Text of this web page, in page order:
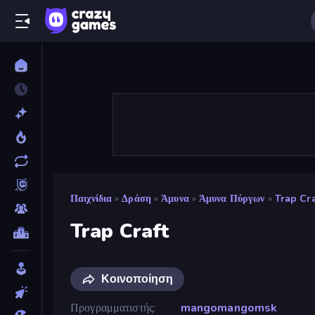
Παιχνίδια » Δράση » Άμυνα » Άμυνα Πύργων » Trap
Trap Craft
Κοινοποίηση
Προγραμματιστής
mangomangomsk